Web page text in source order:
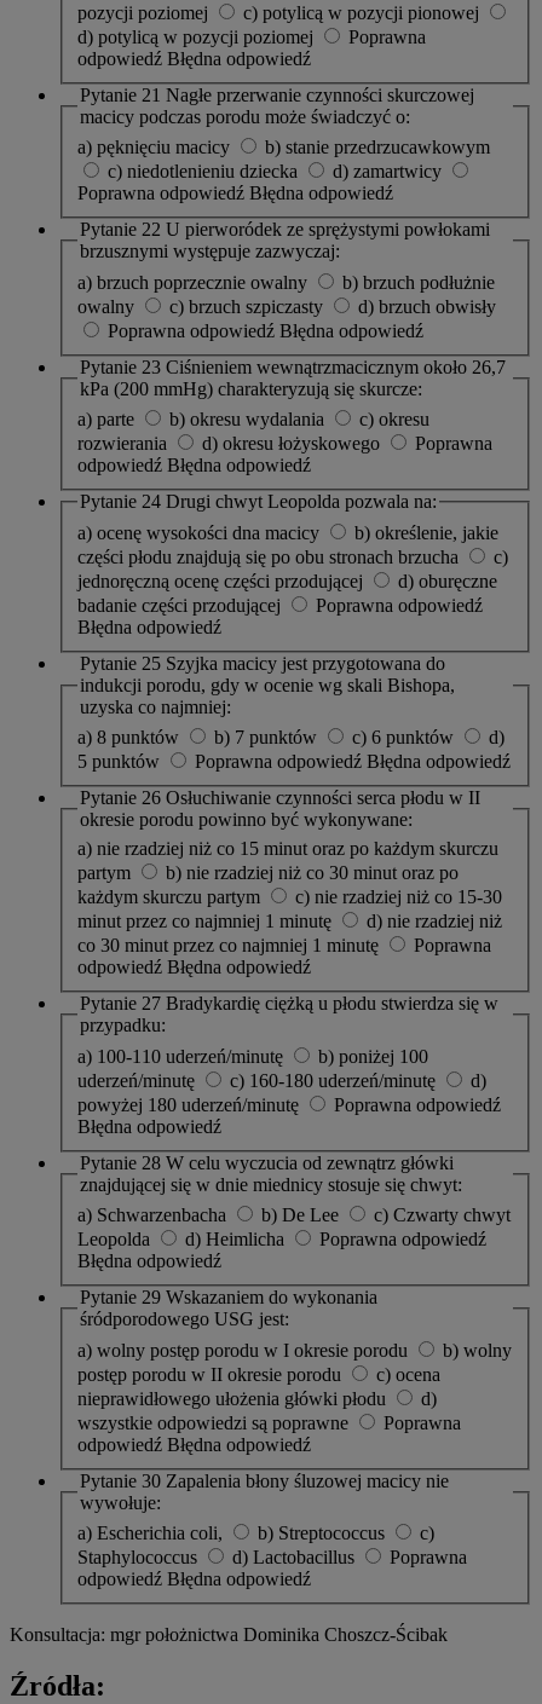
pozycji poziomej
c) potylicą w pozycji pionowej
d) potylicą w pozycji poziomej
Poprawna
odpowiedź Błędna odpowiedź
Pytanie 21 Nagłe przerwanie czynności skurczowej
macicy podczas porodu może świadczyć o:
a) pęknięciu macicy
b) stanie przedrzucawkowym
c) niedotlenieniu dziecka
d) zamartwicy
Poprawna odpowiedź Błędna odpowiedź
Pytanie 22 U pierworódek ze sprężystymi powłokami
brzusznymi występuje zazwyczaj:
a) brzuch poprzecznie owalny
b) brzuch podłużnie
owalny
c) brzuch szpiczasty
d) brzuch obwisły
Poprawna odpowiedź Błędna odpowiedź
Pytanie 23 Ciśnieniem wewnątrzmacicznym około 26,7
kPa (200 mmHg) charakteryzują się skurcze:
a) parte
b) okresu wydalania
c) okresu
rozwierania
d) okresu łożyskowego
Poprawna
odpowiedź Błędna odpowiedź
Pytanie 24 Drugi chwyt Leopolda pozwala na:
a) ocenę wysokości dna macicy
b) określenie, jakie
części płodu znajdują się po obu stronach brzucha
c)
jednoręczną ocenę części przodującej
d) oburęczne
badanie części przodującej
Poprawna odpowiedź
Błędna odpowiedź
Pytanie 25 Szyjka macicy jest przygotowana do
indukcji porodu, gdy w ocenie wg skali Bishopa,
uzyska co najmniej:
a) 8 punktów
b) 7 punktów c) 6 punktów
d)
5 punktów
Poprawna odpowiedź Błędna odpowiedź
Pytanie 26 Osłuchiwanie czynności serca płodu w II
okresie porodu powinno być wykonywane:
a) nie rzadziej niż co 15 minut oraz po każdym skurczu
partym
b) nie rzadziej niż co 30 minut oraz po
każdym skurczu partym
c) nie rzadziej niż co 15-30
minut przez co najmniej 1 minutę
d) nie rzadziej niż
co 30 minut przez co najmniej 1 minutę
Poprawna
odpowiedź Błędna odpowiedź
Pytanie 27 Bradykardię ciężką u płodu stwierdza się w
przypadku:
a) 100-110 uderzeń/minutę
b) poniżej 100
uderzeń/minutę
c) 160-180 uderzeń/minutę
d)
powyżej 180 uderzeń/minutę
Poprawna odpowiedź
Błędna odpowiedź
Pytanie 28 W celu wyczucia od zewnątrz główki
znajdującej się w dnie miednicy stosuje się chwyt:
a) Schwarzenbacha
b) De Lee
c) Czwarty chwyt
Leopolda
d) Heimlicha
Poprawna odpowiedź
Błędna odpowiedź
Pytanie 29 Wskazaniem do wykonania
śródporodowego USG jest:
a) wolny postęp porodu w I okresie porodu
b) wolny
postęp porodu w II okresie porodu
c) ocena
nieprawidłowego ułożenia główki płodu
d)
wszystkie odpowiedzi są poprawne
Poprawna
odpowiedź Błędna odpowiedź
Pytanie 30 Zapalenia błony śluzowej macicy nie
wywołuje:
a) Escherichia coli,
b) Streptococcus
c)
Staphylococcus
d) Lactobacillus
Poprawna
odpowiedź Błędna odpowiedź
Konsultacja: mgr położnictwa Dominika Choszcz-Ścibak
Źródła: